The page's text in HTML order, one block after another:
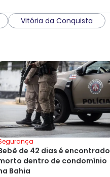
Vitória da Conquista
de 42 dias é encontrado
dentro de condomínio
Bahia